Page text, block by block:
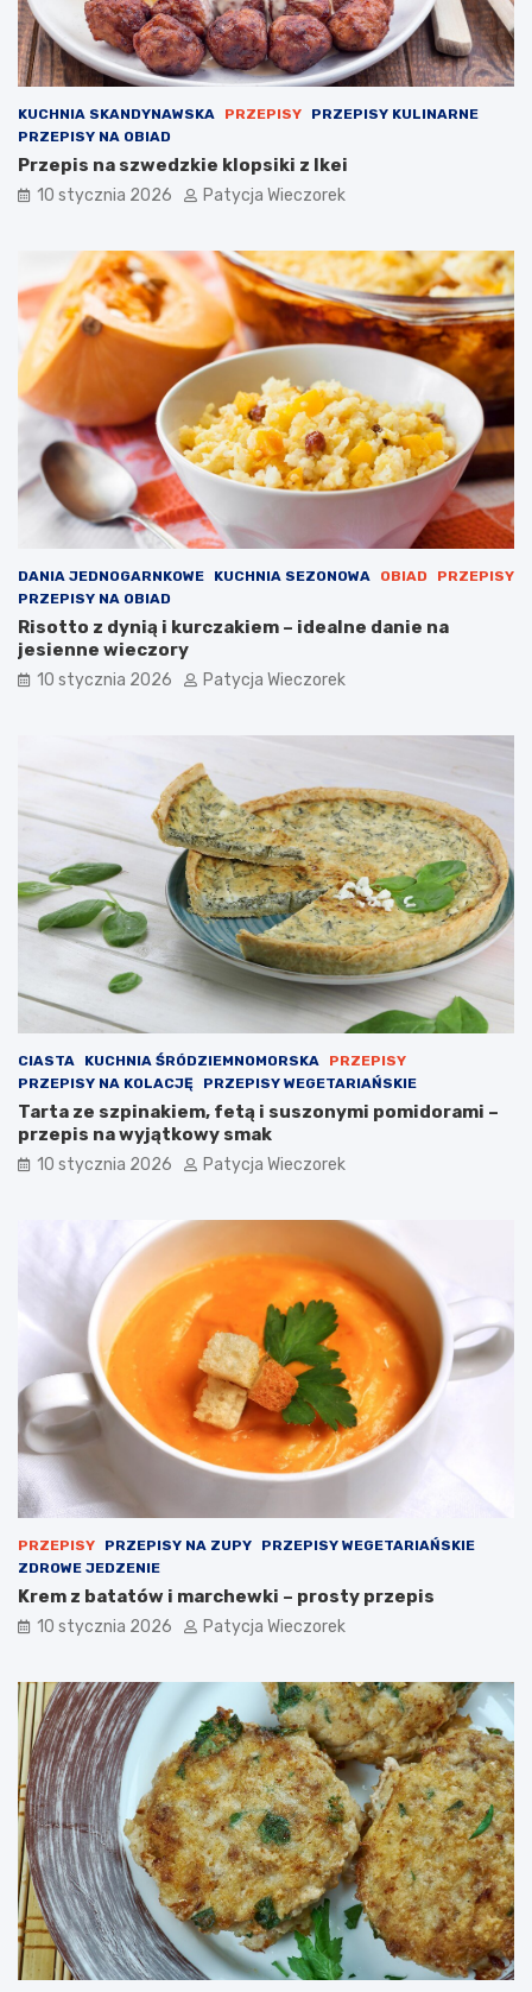
KUCHNIA SKANDYNAWSKA PRZEPISY
PRZEPISY KULINARNE
PRZEPISY NA OBIAD
Przepis na szwedzkie klopsiki z Ikei
10 stycznia 2026 Patycja Wieczorek
DANIA JEDNOGARNKOWE KUCHNIA SEZONOWA OBIAD
PRZEPISY
PRZEPISY NA OBIAD
Risotto z dynią i kurczakiem – idealne danie na
jesienne wieczory
10 stycznia 2026 Patycja Wieczorek
CIASTA KUCHNIA ŚRÓDZIEMNOMORSKA
PRZEPISY
PRZEPISY NA KOLACJĘ
PRZEPISY WEGETARIAŃSKIE
Tarta ze szpinakiem, fetą i suszonymi pomidorami –
przepis na wyjątkowy smak
10 stycznia 2026 Patycja Wieczorek
PRZEPISY PRZEPISY NA ZUPY
PRZEPISY WEGETARIAŃSKIE
ZDROWE JEDZENIE
Krem z batatów i marchewki – prosty przepis
10 stycznia 2026 Patycja Wieczorek